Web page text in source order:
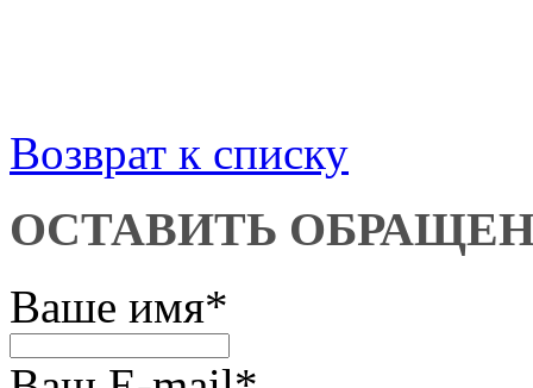
Возврат к списку
ОСТАВИТЬ
Ваше имя*